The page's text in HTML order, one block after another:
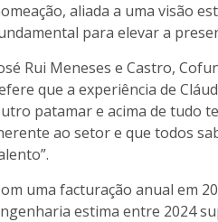
aliada a uma visão
para elevar a
Rui Meneses e Castro,
que a experiência de
patamar e acima de tudo
ao setor e que todos
uma facturação anual em
estima entre 2024